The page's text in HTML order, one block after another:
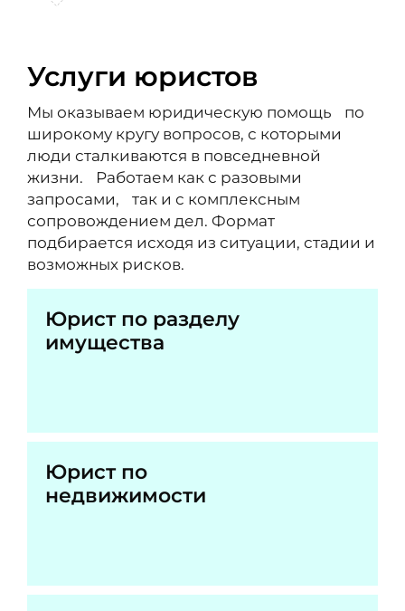
Услуги юристов
Мы оказываем юридическую помощь по
широкому кругу вопросов, с которыми
люди сталкиваются в повседневной
жизни. Работаем как с разовыми
запросами, так и с комплексным
сопровождением дел. Формат
подбирается исходя из ситуации, стадии и
возможных рисков.
Юрист по разделу
имущества
Юрист по
недвижимости